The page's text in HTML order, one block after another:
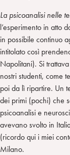
La psicoanalisi nelle
l’esperimento in atto
in possibile continuo
intitolato così
Napolitani). Si
nostri studenti, come
poi da lì ripartire. Un
dei primi (pochi) che
psicoanalisi e
avevano svolto in
(ricordo qui i miei
Milano.